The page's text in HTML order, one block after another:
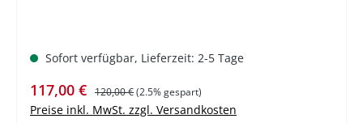
Sofort verfügbar, Lieferzeit: 2-5 Tage
Verkaufspreis:
117,00 € Regulärer Preis:
120,00 €(2.5% gespart)
Preise inkl. MwSt. zzgl. Versandkosten